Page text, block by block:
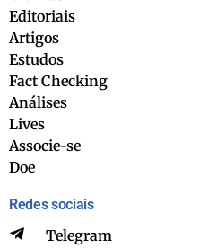
Editoriais
Artigos
Estudos
Fact Checking
Análises
Lives
Associe-se
Doe
Redes sociais
Telegram